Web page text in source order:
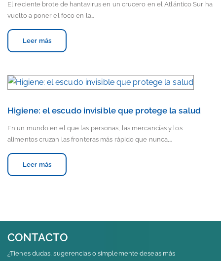
El reciente brote de hantavirus en un crucero en el Atlántico Sur ha
vuelto a poner el foco en la…
Leer más
Higiene: el escudo invisible que protege la salud
En un mundo en el que las personas, las mercancías y los
alimentos cruzan las fronteras más rápido que nunca,…
Leer más
CONTACTO
¿Tienes dudas, sugerencias o simplemente deseas más